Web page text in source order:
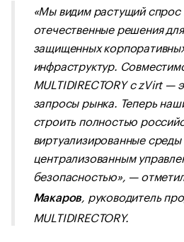
«Мы видим растущий спрос
отечественные решения
защищенных
инфраструктур.
MULTIDIRECTORY с zVirt —
запросы рынка. Теперь
строить полностью
виртуализированные среды
централизованным
безопасностью», —
Макаров, руководитель
MULTIDIRECTORY.